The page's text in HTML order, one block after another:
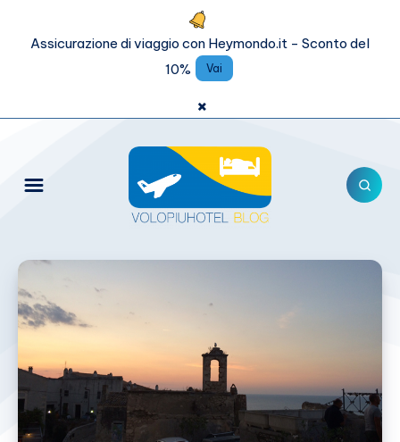
Assicurazione di viaggio con Heymondo.it - Sconto del
10%
Vai
×